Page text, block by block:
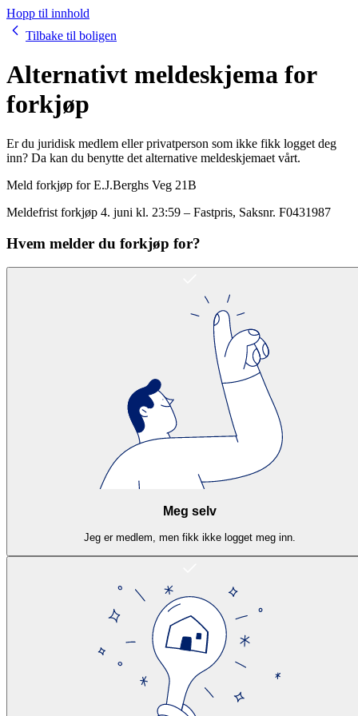
Hopp til innhold
Tilbake til boligen
Alternativt meldeskjema for
forkjøp
Er du juridisk medlem eller privatperson som ikke fikk logget deg
inn? Da kan du benytte det alternative meldeskjemaet vårt.
Meld forkjøp forE.J.Berghs Veg 21B
Meldefrist forkjøp 4. juni kl. 23:59 – Fastpris, Saksnr. F0431987
Hvem melder du forkjøp for?
Meg selv
Jeg er medlem, men fikk ikke logget meg inn.